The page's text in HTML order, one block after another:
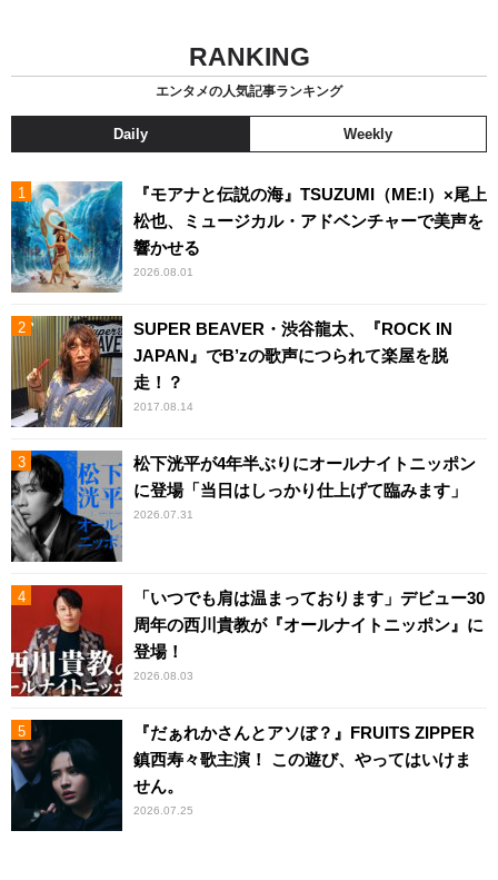
RANKING
エンタメの人気記事ランキング
Daily Weekly
『モアナと伝説の海』TSUZUMI（ME:I）×尾上
松也、ミュージカル・アドベンチャーで美声を
響かせる
2026.08.01
SUPER BEAVER・渋谷龍太、『ROCK IN
JAPAN』でB’zの歌声につられて楽屋を脱
走！？
2017.08.14
松下洸平が4年半ぶりにオールナイトニッポン
に登場「当日はしっかり仕上げて臨みます」
2026.07.31
「いつでも肩は温まっております」デビュー30
周年の西川貴教が『オールナイトニッポン』に
登場！
2026.08.03
『だぁれかさんとアソぼ？』FRUITS ZIPPER
鎮西寿々歌主演！ この遊び、やってはいけま
せん。
2026.07.25